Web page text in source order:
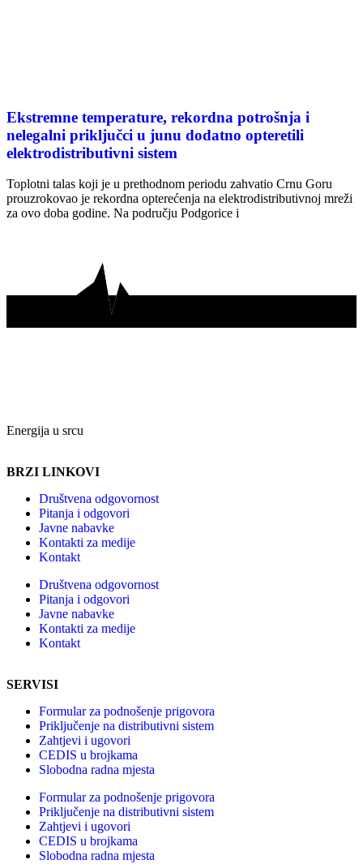
Ekstremne temperature, rekordna potrošnja i
nelegalni priključci u junu dodatno opteretili
elektrodistributivni sistem
Toplotni talas koji je u prethodnom periodu zahvatio Crnu Goru
prouzrokovao je rekordna opterećenja na elektrodistributivnoj mreži
za ovo doba godine. Na području Podgorice i
Energija u srcu
BRZI LINKOVI
Društvena odgovornost
Pitanja i odgovori
Javne nabavke
Kontakti za medije
Kontakt
Društvena odgovornost
Pitanja i odgovori
Javne nabavke
Kontakti za medije
Kontakt
SERVISI
Formular za podnošenje prigovora
Priključenje na distributivni sistem
Zahtjevi i ugovori
CEDIS u brojkama
Slobodna radna mjesta
Formular za podnošenje prigovora
Priključenje na distributivni sistem
Zahtjevi i ugovori
CEDIS u brojkama
Slobodna radna mjesta